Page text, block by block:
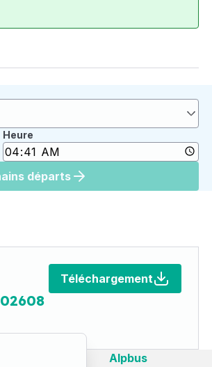
Heure
départs
Téléchargement
Alpbus